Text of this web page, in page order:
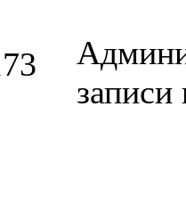
записи